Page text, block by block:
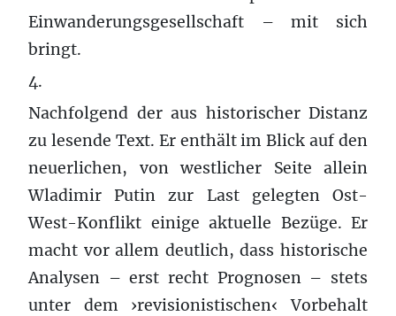
Einwanderungsgesellschaft – mit sich
bringt.
4.
Nachfolgend der aus historischer Distanz
zu lesende Text. Er enthält im Blick auf den
neuerlichen, von westlicher Seite allein
Wladimir Putin zur Last gelegten Ost-
West-Konflikt einige aktuelle Bezüge. Er
macht vor allem deutlich, dass historische
Analysen – erst recht Prognosen – stets
unter dem ›revisionistischen‹ Vorbehalt